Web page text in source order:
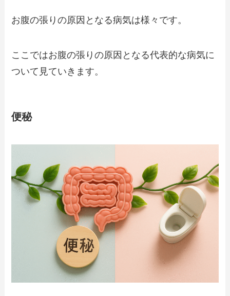
お腹の張りの原因となる病気は様々です。
ここではお腹の張りの原因となる代表的な病気に
ついて見ていきます。
便秘